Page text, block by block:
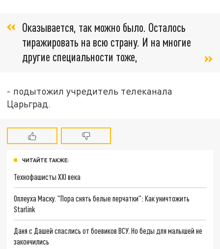
Оказывается, так можно было. Осталось
тиражировать на всю страну. И на многие
другие специальности тоже,
- подытожил учредитель телеканала
Царьград.
ЧИТАЙТЕ ТАКЖЕ:
Технофашисты XXI века
Оплеуха Маску. "Пора снять белые перчатки": Как уничтожить
Starlink
Даня с Дашей спаслись от боевиков ВСУ. Но беды для малышей не
закончились